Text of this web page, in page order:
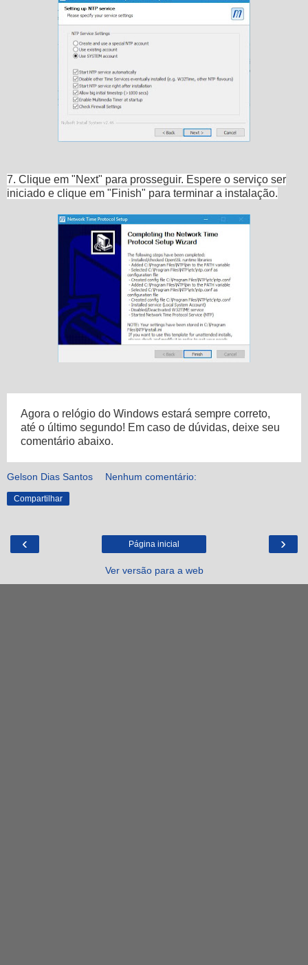
7. Clique em "Next" para prosseguir. Espere o serviço ser
iniciado e clique em "Finish" para terminar a instalação.
Agora o relógio do Windows estará sempre correto,
até o último segundo! Em caso de dúvidas, deixe seu
comentário abaixo.
Gelson Dias Santos Nenhum comentário:
Compartilhar
‹ ›
Página inicial
Ver versão para a web